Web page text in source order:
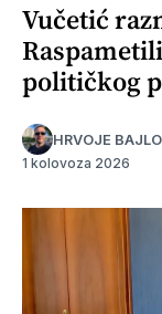
Vučetić
političkog
HRVOJE BAJLO
1 kolovoza 2026